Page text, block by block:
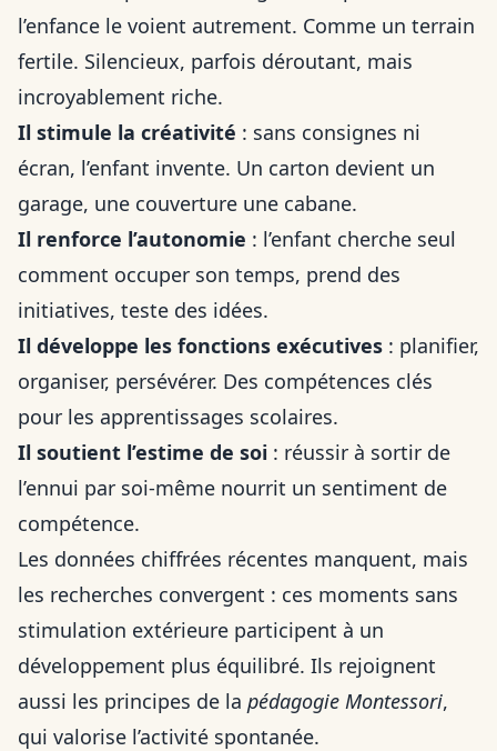
l’enfance le voient autrement. Comme un terrain
fertile. Silencieux, parfois déroutant, mais
incroyablement riche.
Il stimule la créativité : sans consignes ni
écran, l’enfant invente. Un carton devient un
garage, une couverture une cabane.
Il renforce l’autonomie : l’enfant cherche seul
comment occuper son temps, prend des
initiatives, teste des idées.
Il développe les fonctions exécutives : planifier,
organiser, persévérer. Des compétences clés
pour les apprentissages scolaires.
Il soutient l’estime de soi : réussir à sortir de
l’ennui par soi-même nourrit un sentiment de
compétence.
Les données chiffrées récentes manquent, mais
les recherches convergent : ces moments sans
stimulation extérieure participent à un
développement plus équilibré. Ils rejoignent
aussi les principes de la pédagogie Montessori,
qui valorise l’activité spontanée.